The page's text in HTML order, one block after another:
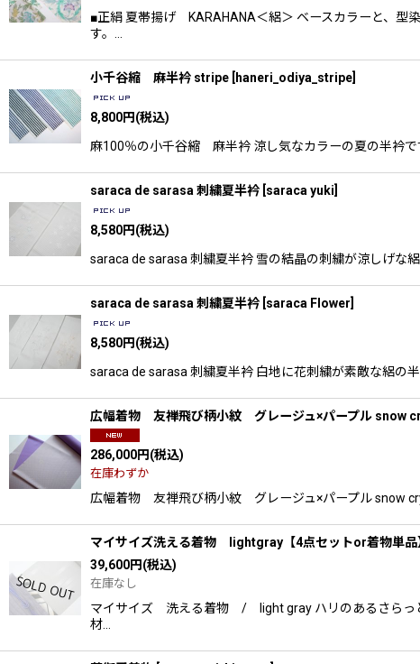
■正絹 夏帯揚げ KARAHANA＜絽＞ ベースカラーと、型
す。…
小千谷縮 麻半衿 stripe haneri_odiya_stripe
8,800円(税込)
麻100％の小千谷縮 麻半衿 涼し気なカラーの夏の半衿で
saraca de sarasa 刺繍夏半衿 saraca yuki
8,580円(税込)
saraca de sarasa 刺繍夏半衿 雪の結晶の刺繍が涼しげな
saraca de sarasa 刺繍夏半衿 saraca Flower
8,580円(税込)
saraca de sarasa 刺繍夏半衿 白地に花刺繍が素敵な絽の
広幅着物 友禅飛び柄小紋 グレージュ×パープル snow
286,000円(税込)
在庫わずか
広幅着物 友禅飛び柄小紋 グレージュ×パープル snow
マイサイズ洗える着物 lightgray【4点セットor着物単品
39,600円(税込)
在庫なし
マイサイズ 洗える着物 / light gray ハリのあるさらっと
材…